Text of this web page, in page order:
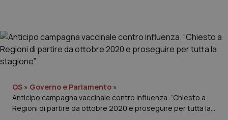
Cronache
Governo e Parlamento
Regioni e Asl
QS » Governo e Parlamento »
Anticipo campagna vaccinale contro influenza. “Chiesto a
Regioni di partire da ottobre 2020 e proseguire per tutta la